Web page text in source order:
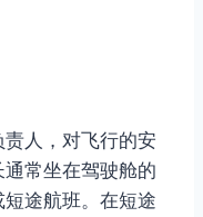
责人，对飞行的安
常坐在驾驶舱的
途航班。在短途